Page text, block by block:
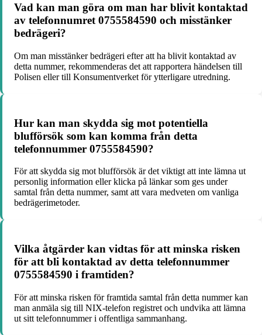
Vad kan man göra om man har blivit kontaktad
av telefonnumret 0755584590 och misstänker
bedrägeri?
Om man misstänker bedrägeri efter att ha blivit kontaktad av
detta nummer, rekommenderas det att rapportera händelsen till
Polisen eller till Konsumentverket för ytterligare utredning.
Hur kan man skydda sig mot potentiella
blufförsök som kan komma från detta
telefonnummer 0755584590?
För att skydda sig mot blufförsök är det viktigt att inte lämna ut
personlig information eller klicka på länkar som ges under
samtal från detta nummer, samt att vara medveten om vanliga
bedrägerimetoder.
Vilka åtgärder kan vidtas för att minska risken
för att bli kontaktad av detta telefonnummer
0755584590 i framtiden?
För att minska risken för framtida samtal från detta nummer kan
man anmäla sig till NIX-telefon registret och undvika att lämna
ut sitt telefonnummer i offentliga sammanhang.